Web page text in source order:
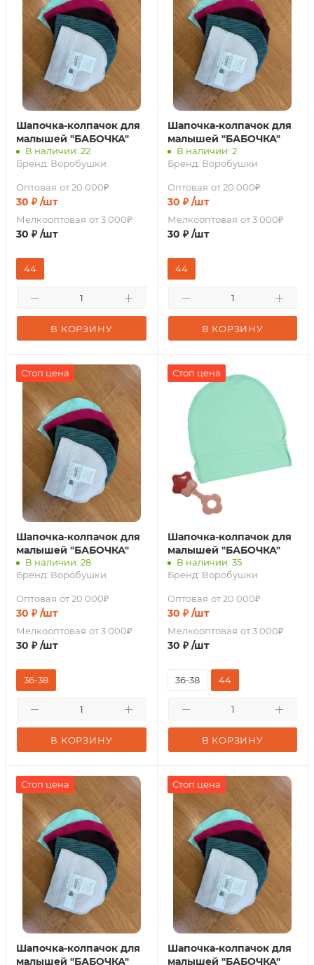
Шапочка-колпачок для
малышей "БАБОЧКА"
В наличии: 22
Бренд: Воробушки
Оптовая от 20 000₽
30 ₽ /шт
Мелкооптовая от 3 000₽
30 ₽ /шт
В КОРЗИНУ
44
Шапочка-колпачок для
малышей "БАБОЧКА"
В наличии: 2
Бренд: Воробушки
Оптовая от 20 000₽
30 ₽ /шт
Мелкооптовая от 3 000₽
30 ₽ /шт
В КОРЗИНУ
44
Стоп цена
Шапочка-колпачок для
малышей "БАБОЧКА"
В наличии: 28
Бренд: Воробушки
Оптовая от 20 000₽
30 ₽ /шт
Мелкооптовая от 3 000₽
30 ₽ /шт
В КОРЗИНУ
36-38
Стоп цена
Шапочка-колпачок для
малышей "БАБОЧКА"
В наличии: 35
Бренд: Воробушки
Оптовая от 20 000₽
30 ₽ /шт
Мелкооптовая от 3 000₽
30 ₽ /шт
В КОРЗИНУ
36-38 44
Стоп цена
Шапочка-колпачок для
малышей "БАБОЧКА"
Стоп цена
Шапочка-колпачок для
малышей "БАБОЧКА"